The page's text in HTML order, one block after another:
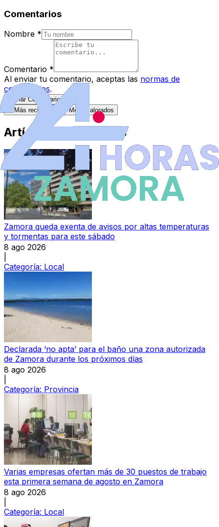
Comentarios
Nombre *
Comentario *
Al enviar tu comentario, aceptas las normas de
comentarios.
Enviar Comentario
Más recientes
Mejor valorados
Artículos Destacados
Zamora queda exenta de avisos por altas temperaturas
y tormentas para este sábado
8 ago 2026
Categoría: Local
Declarada ‘no apta’ para el baño una zona autorizada
de Zamora durante los próximos días
8 ago 2026
Categoría: Provincia
Varias empresas ofertan más de 30 puestos de trabajo
esta primera semana de agosto en Zamora
8 ago 2026
Categoría: Local